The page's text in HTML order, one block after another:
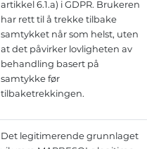
artikkel 6.1.a) i GDPR. Brukeren
har rett til å trekke tilbake
samtykket når som helst, uten
at det påvirker lovligheten av
behandling basert på
samtykke før
tilbaketrekkingen.
Det legitimerende grunnlaget